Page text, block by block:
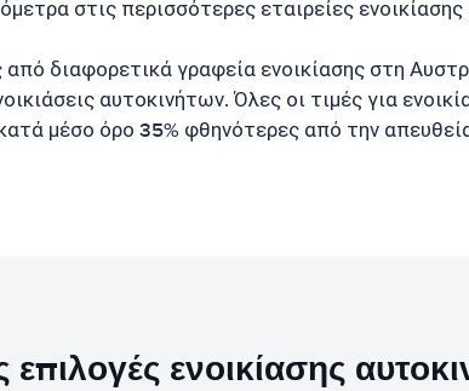
στις περισσότερες εταιρείες
διαφορετικά γραφεία ενοικίασης στη
αυτοκινήτων. Όλες οι τιμές για
μέσο όρο 35% φθηνότερες από την
ενοικίασης